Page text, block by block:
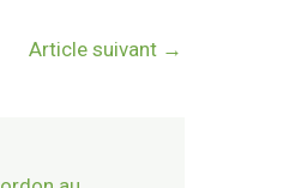
Article suivant →